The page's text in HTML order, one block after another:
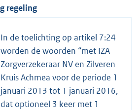
regeling
In de toelichting op artikel 7:24
worden de woorden “met IZA
Zorgverzekeraar NV en Zilveren
Kruis Achmea voor de periode 1
januari 2013 tot 1 januari 2016,
dat optioneel 3 keer met 1